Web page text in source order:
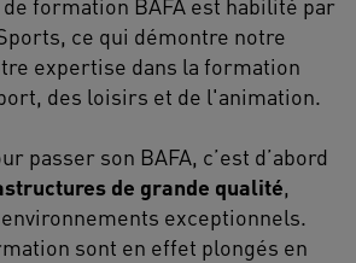
ce qui démontre notre
expertise dans la formation
des loisirs et de l'animation.
passer son BAFA, c’est d’abord
de grande qualité,
exceptionnels.
sont en effet plongés en